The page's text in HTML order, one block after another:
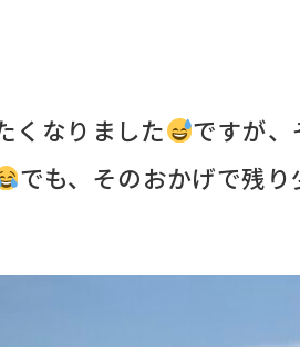
くなりました
ですが
でも、そのおかげで残